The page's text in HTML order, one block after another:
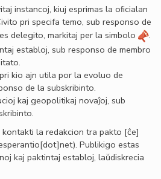
instancoj, kiuj esprimas la oﬁcialan
pri specifa temo, sub responso de
delegito, markitaj per la simbolo
.
establoj, sub responso de membro
kio ajn utila por la evoluo de
de la subskribinto.
kaj geopolitikaj novaĵoj, sub
kontakti la redakcion tra pakto [ĉe]
. Publikigo estas
kaj paktintaj establoj, laŭdiskrecia